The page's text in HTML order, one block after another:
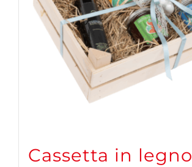
Cassetta in legno